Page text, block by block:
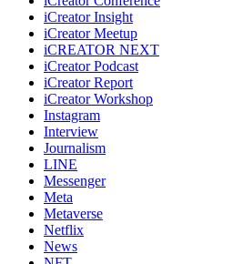
iCreator Insight
iCreator Meetup
iCREATOR NEXT
iCreator Podcast
iCreator Report
iCreator Workshop
Instagram
Interview
Journalism
LINE
Messenger
Meta
Metaverse
Netflix
News